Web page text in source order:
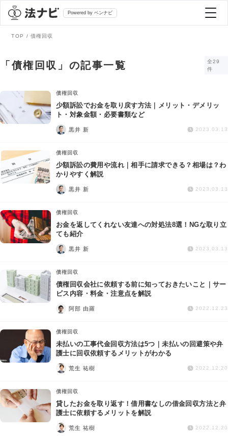
Powered by ベンナビ
全て
法律相談
債務整理
交通事故
労働問題
債権回収
IT・ネット
資金調達
企業法務
弁護士を探す
おすすめ弁護士診断
AI Search Premium
掲載をご検討の弁護士の方へ
TOP 債権回収
「債権回収」の記事一覧
全29
件
債権回収
少額訴訟でお金を取り戻す方法｜メリット・デメリッ
ト・対象金額・必要書類など
黒井 新 2023.03.13
債権回収
少額訴訟の費用や流れ｜相手に請求できる？相場は？わ
かりやすく解説
黒井 新 2023.03.13
債権回収
お金を返してくれない友達への対処法8選！NGな取り立
ても紹介
黒井 新 2023.03.13
債権回収
債権回収会社に依頼する前に知っておきたいこと｜サー
ビス内容・料金・注意点を解説
阿部 由羅 2022.12.23
債権回収
未払いの工事代金回収方法は5つ｜未払いの回避策や弁
護士に回収依頼するメリットがわかる
荒生 祐樹 2022.12.20
債権回収
貸したお金を取り返す！借用書なしの借金回収方法と弁
護士に依頼するメリットを解説
荒生 祐樹 2022.12.20